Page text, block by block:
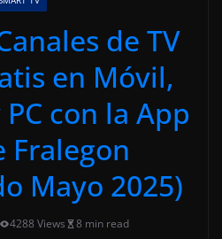
de TV
en Móvil,
con la App
Fralegon
Mayo 2025)
4288 Views 8 min read